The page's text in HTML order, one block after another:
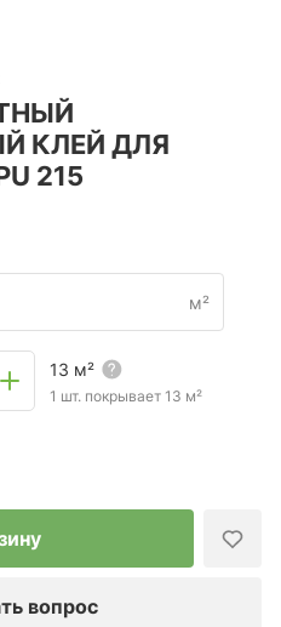
КЛЕЙ ДЛЯ
215
м²
13 м²
1 шт. покрывает 13 м²
вопрос